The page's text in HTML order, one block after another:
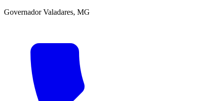
Governador Valadares, MG